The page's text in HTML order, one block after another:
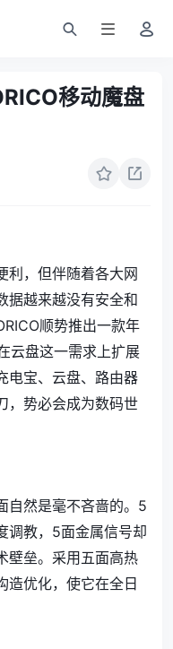
移动魔盘
利，但伴随着各大网
据越来越没有安全和
顺势推出一款年
云盘这一需求上扩展
电宝、云盘、路由器
，势必会成为数码世
自然是毫不吝啬的。5
调教，5面金属信号却
壁垒。采用五面高热
造优化，使它在全日